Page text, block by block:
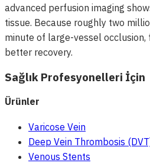
advanced perfusion imaging
tissue. Because roughly two
minute of large-vessel
better recovery.
Sağlık Profesyonelleri İçin
Ürünler
Varicose Vein
Deep Vein Thrombosis
Venous Stents